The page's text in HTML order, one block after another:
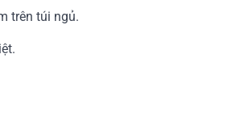
trên túi ngủ.